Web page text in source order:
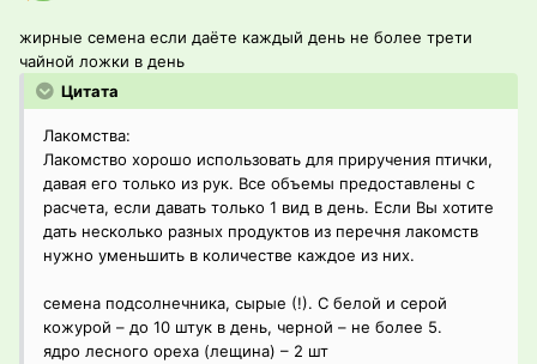
жирные семена если даёте каждый день не более трети
чайной ложки в день
Цитата
Лакомства:
Лакомство хорошо использовать для приручения птички,
давая его только из рук. Все объемы предоставлены с
расчета, если давать только 1 вид в день. Если Вы хотите
дать несколько разных продуктов из перечня лакомств
нужно уменьшить в количестве каждое из них.
семена подсолнечника, сырые (!). С белой и серой
кожурой – до 10 штук в день, черной – не более 5.
ядро лесного ореха (лещина) – 2 шт